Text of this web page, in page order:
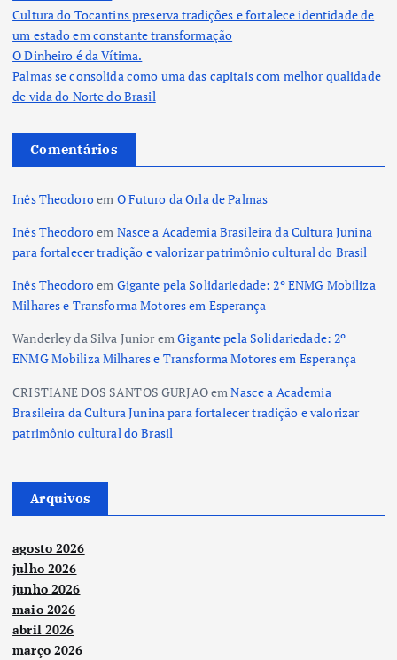
Cultura do Tocantins preserva tradições e fortalece identidade de
um estado em constante transformação
O Dinheiro é da Vítima.
Palmas se consolida como uma das capitais com melhor qualidade
de vida do Norte do Brasil
Comentários
Inês Theodoroem O Futuro da Orla de Palmas
Inês Theodoroem Nasce a Academia Brasileira da Cultura Junina
para fortalecer tradição e valorizar patrimônio cultural do Brasil
Inês Theodoroem Gigante pela Solidariedade: 2º ENMG Mobiliza
Milhares e Transforma Motores em Esperança
Wanderley da Silva JunioremGigante pela Solidariedade: 2º
ENMG Mobiliza Milhares e Transforma Motores em Esperança
CRISTIANE DOS SANTOS GURJAOemNasce a Academia
Brasileira da Cultura Junina para fortalecer tradição e valorizar
patrimônio cultural do Brasil
Arquivos
agosto 2026
julho 2026
junho 2026
maio 2026
abril 2026
março 2026